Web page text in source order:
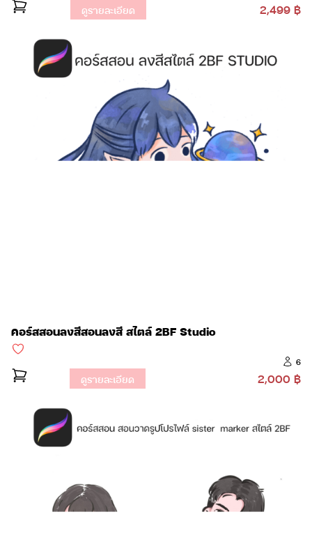
ดูรายละเอียด 2,499 ฿
คอร์สสอนลงสีสอนลงสี สไตล์ 2BF Studio
6
ดูรายละเอียด 2,000 ฿